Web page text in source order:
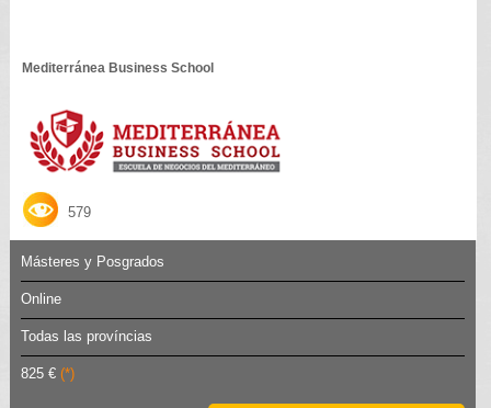
Mediterránea Business School
579
Másteres y Posgrados
Online
Todas las províncias
825 € (*)